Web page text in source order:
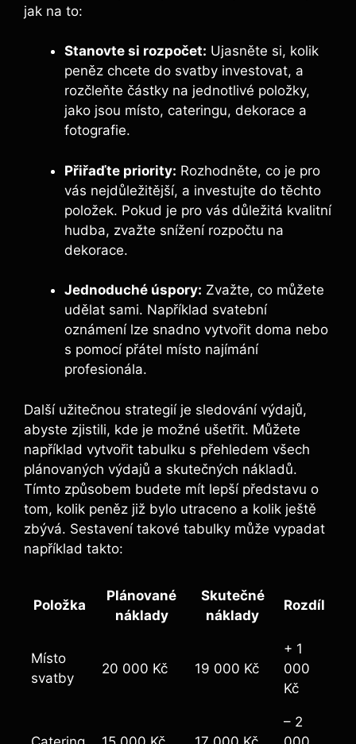
jak na to:
Stanovte si rozpočet: Ujasněte si, kolik
peněz chcete do svatby investovat, a
rozčleňte částky na jednotlivé položky,
jako jsou místo, cateringu, dekorace a
fotografie.
Přiřaďte priority: Rozhodněte, co je pro
vás nejdůležitější, a investujte do těchto
položek. Pokud je pro vás důležitá kvalitní
hudba, zvažte snížení rozpočtu na
dekorace.
Jednoduché úspory: Zvažte, co můžete
udělat sami. Například svatební
oznámení lze snadno vytvořit doma nebo
s pomocí přátel místo najímání
profesionála.
Další užitečnou strategií je sledování výdajů,
abyste zjistili, kde je možné ušetřit. Můžete
například vytvořit tabulku s přehledem všech
plánovaných výdajů a skutečných nákladů.
Tímto způsobem budete mít lepší představu o
tom, kolik peněz již bylo utraceno a kolik ještě
zbývá. Sestavení takové tabulky může vypadat
například takto:
Položka
Plánované
náklady
Skutečné
náklady
Rozdíl
Místo
svatby
20 000 Kč 19 000 Kč
+ 1
000
Kč
– 2